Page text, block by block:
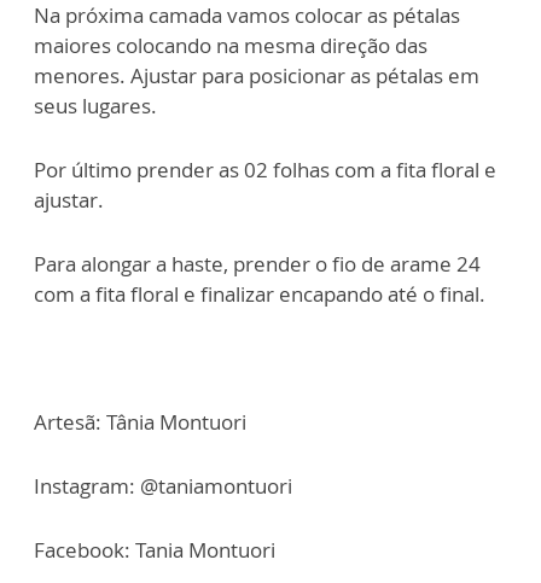
Na próxima camada vamos colocar as pétalas
maiores colocando na mesma direção das
menores. Ajustar para posicionar as pétalas em
seus lugares.
Por último prender as 02 folhas com a fita floral e
ajustar.
Para alongar a haste, prender o fio de arame 24
com a fita floral e finalizar encapando até o final.
Artesã: Tânia Montuori
Instagram: @taniamontuori
Facebook: Tania Montuori